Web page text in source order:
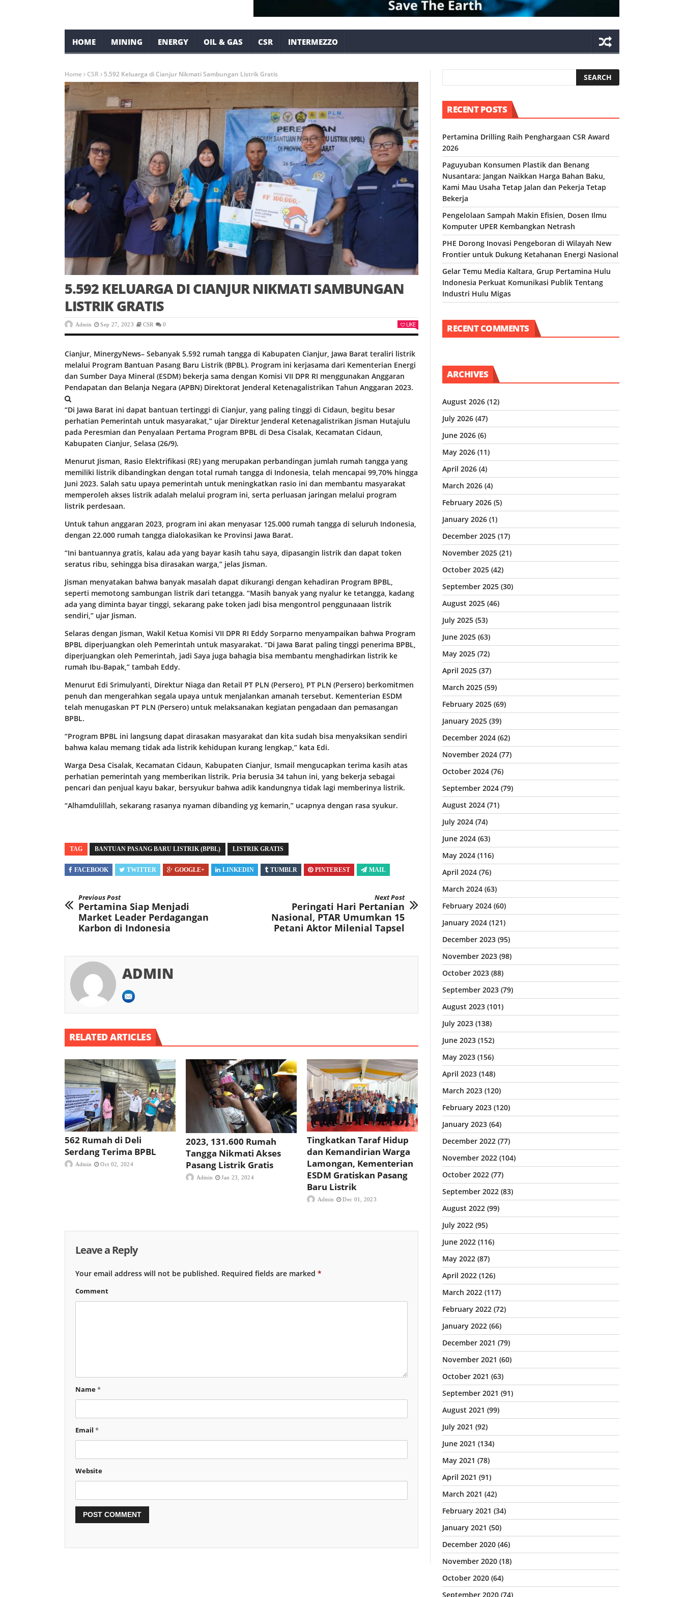
HOME MINING ENERGY OIL & GAS CSR INTERMEZZO
Home CSR 5.592 Keluarga di Cianjur Nikmati Sambungan Listrik Gratis
5.592 KELUARGA DI CIANJUR NIKMATI SAMBUNGAN
LISTRIK GRATIS
Admin Sep 27, 2023 CSR 0 LIKE
Cianjur, MinergyNews– Sebanyak 5.592 rumah tangga di Kabupaten Cianjur, Jawa Barat teraliri listrik
melalui Program Bantuan Pasang Baru Listrik (BPBL). Program ini kerjasama dari Kementerian Energi
dan Sumber Daya Mineral (ESDM) bekerja sama dengan Komisi VII DPR RI menggunakan Anggaran
Pendapatan dan Belanja Negara (APBN) Direktorat Jenderal Ketenagalistrikan Tahun Anggaran 2023.
“Di Jawa Barat ini dapat bantuan tertinggi di Cianjur, yang paling tinggi di Cidaun, begitu besar
perhatian Pemerintah untuk masyarakat,” ujar Direktur Jenderal Ketenagalistrikan Jisman Hutajulu
pada Peresmian dan Penyalaan Pertama Program BPBL di Desa Cisalak, Kecamatan Cidaun,
Kabupaten Cianjur, Selasa (26/9).
Menurut Jisman, Rasio Elektrifikasi (RE) yang merupakan perbandingan jumlah rumah tangga yang
memiliki listrik dibandingkan dengan total rumah tangga di Indonesia, telah mencapai 99,70% hingga
Juni 2023. Salah satu upaya pemerintah untuk meningkatkan rasio ini dan membantu masyarakat
memperoleh akses listrik adalah melalui program ini, serta perluasan jaringan melalui program
listrik perdesaan.
Untuk tahun anggaran 2023, program ini akan menyasar 125.000 rumah tangga di seluruh Indonesia,
dengan 22.000 rumah tangga dialokasikan ke Provinsi Jawa Barat.
“Ini bantuannya gratis, kalau ada yang bayar kasih tahu saya, dipasangin listrik dan dapat token
seratus ribu, sehingga bisa dirasakan warga,” jelas Jisman.
Jisman menyatakan bahwa banyak masalah dapat dikurangi dengan kehadiran Program BPBL,
seperti memotong sambungan listrik dari tetangga. “Masih banyak yang nyalur ke tetangga, kadang
ada yang diminta bayar tinggi, sekarang pake token jadi bisa mengontrol penggunaaan listrik
sendiri,” ujar Jisman.
Selaras dengan Jisman, Wakil Ketua Komisi VII DPR RI Eddy Sorparno menyampaikan bahwa Program
BPBL diperjuangkan oleh Pemerintah untuk masyarakat. “Di Jawa Barat paling tinggi penerima BPBL,
diperjuangkan oleh Pemerintah, jadi Saya juga bahagia bisa membantu menghadirkan listrik ke
rumah Ibu-Bapak,” tambah Eddy.
Menurut Edi Srimulyanti, Direktur Niaga dan Retail PT PLN (Persero), PT PLN (Persero) berkomitmen
penuh dan mengerahkan segala upaya untuk menjalankan amanah tersebut. Kementerian ESDM
telah menugaskan PT PLN (Persero) untuk melaksanakan kegiatan pengadaan dan pemasangan
BPBL.
“Program BPBL ini langsung dapat dirasakan masyarakat dan kita sudah bisa menyaksikan sendiri
bahwa kalau memang tidak ada listrik kehidupan kurang lengkap,” kata Edi.
Warga Desa Cisalak, Kecamatan Cidaun, Kabupaten Cianjur, Ismail mengucapkan terima kasih atas
perhatian pemerintah yang memberikan listrik. Pria berusia 34 tahun ini, yang bekerja sebagai
pencari dan penjual kayu bakar, bersyukur bahwa adik kandungnya tidak lagi memberinya listrik.
“Alhamdulillah, sekarang rasanya nyaman dibanding yg kemarin,” ucapnya dengan rasa syukur.
TAG BANTUAN PASANG BARU LISTRIK (BPBL) LISTRIK GRATIS
FACEBOOK TWITTER GOOGLE+ LINKEDIN TUMBLR PINTEREST MAIL
Previous Post
Pertamina Siap Menjadi
Market Leader Perdagangan
Karbon di Indonesia
Next Post
Peringati Hari Pertanian
Nasional, PTAR Umumkan 15
Petani Aktor Milenial Tapsel
ADMIN
RELATED ARTICLES
562 Rumah di Deli
Serdang Terima BPBL
Admin Oct 02, 2024
2023, 131.600 Rumah
Tangga Nikmati Akses
Pasang Listrik Gratis
Admin Jan 23, 2024
Tingkatkan Taraf Hidup
dan Kemandirian Warga
Lamongan, Kementerian
ESDM Gratiskan Pasang
Baru Listrik
Admin Dec 01, 2023
Leave a Reply
Your email address will not be published. Required fields are marked *
Comment
Name*
Email *
Website
RECENT POSTS
Pertamina Drilling Raih Penghargaan CSR Award
2026
Paguyuban Konsumen Plastik dan Benang
Nusantara: Jangan Naikkan Harga Bahan Baku,
Kami Mau Usaha Tetap Jalan dan Pekerja Tetap
Bekerja
Pengelolaan Sampah Makin Efisien, Dosen Ilmu
Komputer UPER Kembangkan Netrash
PHE Dorong Inovasi Pengeboran di Wilayah New
Frontier untuk Dukung Ketahanan Energi Nasional
Gelar Temu Media Kaltara, Grup Pertamina Hulu
Indonesia Perkuat Komunikasi Publik Tentang
Industri Hulu Migas
RECENT COMMENTS
ARCHIVES
August 2026 (12)
July 2026 (47)
June 2026 (6)
May 2026 (11)
April 2026 (4)
March 2026 (4)
February 2026 (5)
January 2026 (1)
December 2025 (17)
November 2025 (21)
October 2025 (42)
September 2025 (30)
August 2025 (46)
July 2025 (53)
June 2025 (63)
May 2025 (72)
April 2025 (37)
March 2025 (59)
February 2025 (69)
January 2025 (39)
December 2024 (62)
November 2024 (77)
October 2024 (76)
September 2024 (79)
August 2024 (71)
July 2024 (74)
June 2024 (63)
May 2024 (116)
April 2024 (76)
March 2024 (63)
February 2024 (60)
January 2024 (121)
December 2023 (95)
November 2023 (98)
October 2023 (88)
September 2023 (79)
August 2023 (101)
July 2023 (138)
June 2023 (152)
May 2023 (156)
April 2023 (148)
March 2023 (120)
February 2023 (120)
January 2023 (64)
December 2022 (77)
November 2022 (104)
October 2022 (77)
September 2022 (83)
August 2022 (99)
July 2022 (95)
June 2022 (116)
May 2022 (87)
April 2022 (126)
March 2022 (117)
February 2022 (72)
January 2022 (66)
December 2021 (79)
November 2021 (60)
October 2021 (63)
September 2021 (91)
August 2021 (99)
July 2021 (92)
June 2021 (134)
May 2021 (78)
April 2021 (91)
March 2021 (42)
February 2021 (34)
January 2021 (50)
December 2020 (46)
November 2020 (18)
October 2020 (64)
September 2020 (74)